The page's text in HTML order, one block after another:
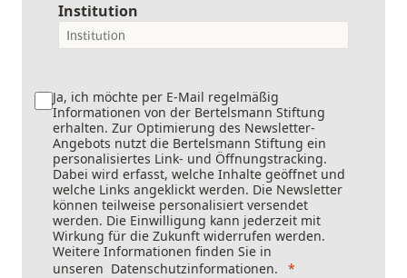
Institution
Ja, ich möchte per E-Mail regelmäßig
Informationen von der Bertelsmann Stiftung
erhalten. Zur Optimierung des Newsletter-
Angebots nutzt die Bertelsmann Stiftung ein
personalisiertes Link- und Öffnungstracking.
Dabei wird erfasst, welche Inhalte geöffnet und
welche Links angeklickt werden. Die Newsletter
können teilweise personalisiert versendet
werden. Die Einwilligung kann jederzeit mit
Wirkung für die Zukunft widerrufen werden.
Weitere Informationen finden Sie in
unseren Datenschutzinformationen.